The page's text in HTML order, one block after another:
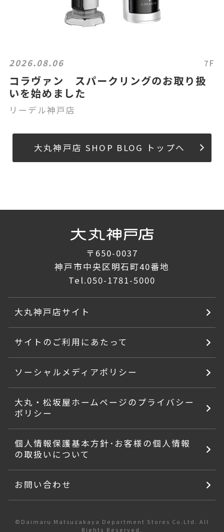
2026.08.06 7F
コラヴァン スパークリングのお取り扱
いを始めました
リーデル神戸店
大丸神戸店 SHOP BLOG トップへ
〒650-0037
神戸市中央区明石町40番地
Tel.050-1781-5000
大丸神戸店サイト
サイトのご利用にあたって
ソーシャルメディアポリシー
大丸・松坂屋ホームページのプライバシー
ポリシー
個人情報保護基本方針･お客様の個人情報
の取扱いについて
お問い合わせ
©Daimaru Matsuzakaya Department Stores Co.Ltd. All
Rights Reserved.